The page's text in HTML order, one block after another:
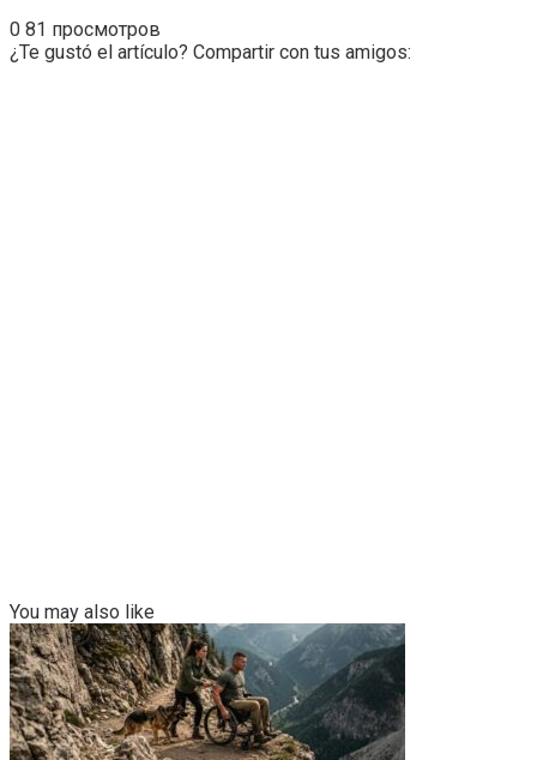
0 81 просмотров
¿Te gustó el artículo? Compartir con tus amigos:
You may also like